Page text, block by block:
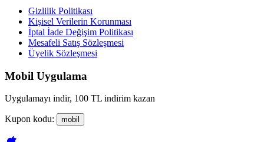
Gizlilik Politikası
Kişisel Verilerin Korunması
İptal İade Değişim Politikası
Mesafeli Satış Sözleşmesi
Üyelik Sözleşmesi
Mobil Uygulama
Uygulamayı indir, 100 TL indirim kazan
Kupon kodu: mobil